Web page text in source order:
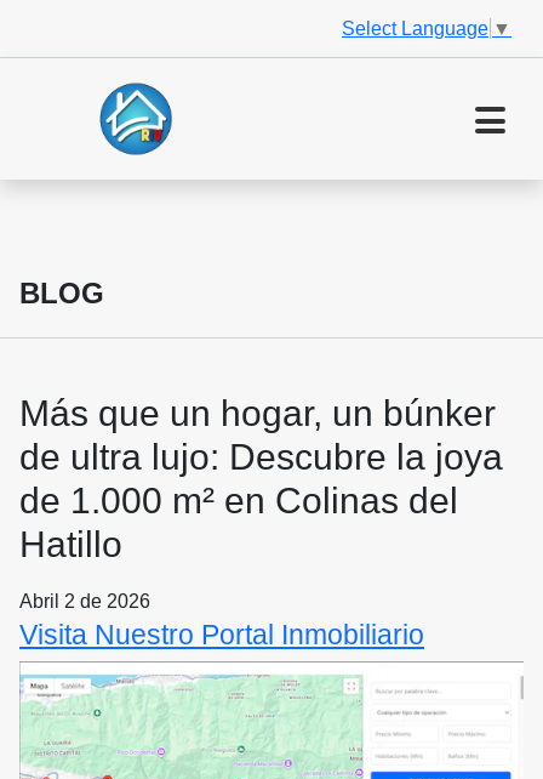
Select Language ▼
BLOG
Más que un hogar, un búnker
de ultra lujo: Descubre la joya
de 1.000 m² en Colinas del
Hatillo
Abril 2 de 2026
Visita Nuestro Portal Inmobiliario